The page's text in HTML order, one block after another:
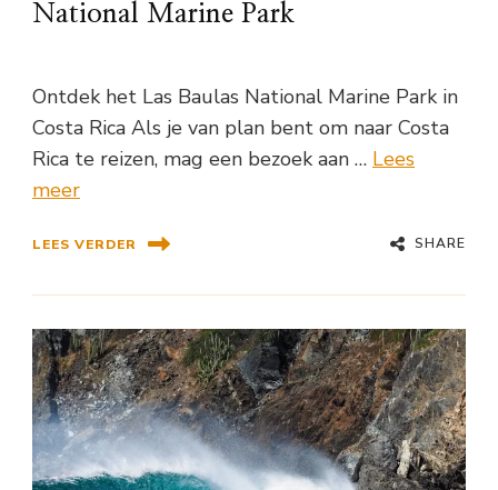
National Marine Park
Ontdek het Las Baulas National Marine Park in
Costa Rica Als je van plan bent om naar Costa
Rica te reizen, mag een bezoek aan … Lees
meer
LEES VERDER SHARE